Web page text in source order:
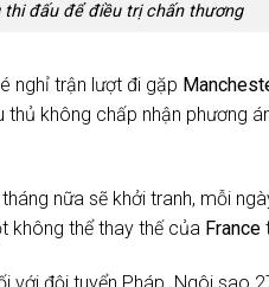
đấu để điều trị chấn thương
nghỉ trận lượt đi gặp
không chấp nhận phương
nữa sẽ khởi tranh, mỗi
không thể thay thế của France
đội tuyển Pháp. Ngôi sao